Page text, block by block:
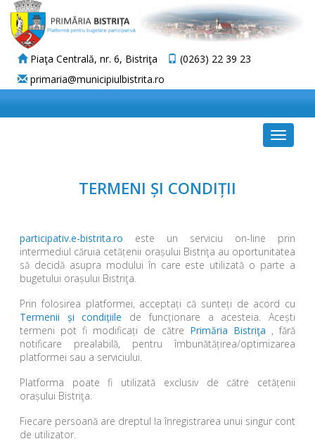
Piaţa Centrală, nr. 6, Bistriţa
(0263) 22 39 23
primaria@municipiulbistrita.ro
Toggle
TERMENI ȘI CONDIȚII
participativ.e-bistrita.ro este un serviciu on-line prin
intermediul căruia cetățenii orașului Bistriţa au oportunitatea
să decidă asupra modului în care este utilizată o parte a
bugetului orașului Bistriţa.
Prin folosirea platformei, acceptați că sunteți de acord cu
Termenii și condițiile de funcționare a acesteia. Acești
termeni pot fi modificați de către Primăria Bistriţa , fără
notificare prealabilă, pentru îmbunătățirea/optimizarea
platformei sau a serviciului.
Platforma poate fi utilizată exclusiv de către cetățenii
orașului Bistriţa.
Fiecare persoană are dreptul la înregistrarea unui singur cont
de utilizator.